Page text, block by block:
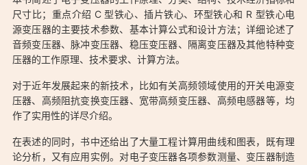
尺寸比；重点介绍 C 型铁心、插片铁心、环型铁心和 R 型铁心电
源变压器的主要技术参数、基本计算公式和设计方法；详细论述了
音频变压器、脉冲变压器、稳压变压器、隔离变压器及其他特种变
压器的工作原理、技术要求、计算方法。
对于近年发展起来的新技术，比如有关高频领域使用的开关电源变
压器、高频阻抗变换变压器、宽带高频变压器、高频电感器等，均
作了实用性的详尽介绍。
「《新编电子变压器手册》2007年6月出版 无水印PDF：
https://ostarted.com/223」
在表述的同时，书中还给出了大量工程计算用曲线和图表，既有理
论分析，又有应用实例。对电子变压器各项参数测量、变压器制造